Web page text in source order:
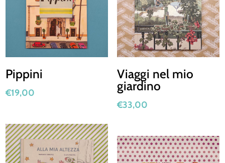
Pippini
€19,00
Viaggi nel mio
giardino
€33,00